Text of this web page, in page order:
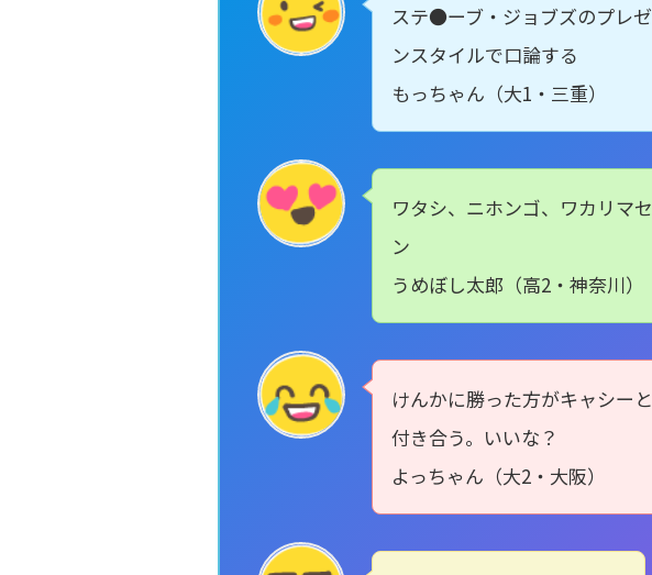
ステ●ーブ・ジョブズのプレゼ
ンスタイルで口論する
もっちゃん（大1・三重）
ワタシ、ニホンゴ、ワカリマセ
ン
うめぼし太郎（高2・神奈川）
けんかに勝った方がキャシーと
付き合う。いいな？
よっちゃん（大2・大阪）